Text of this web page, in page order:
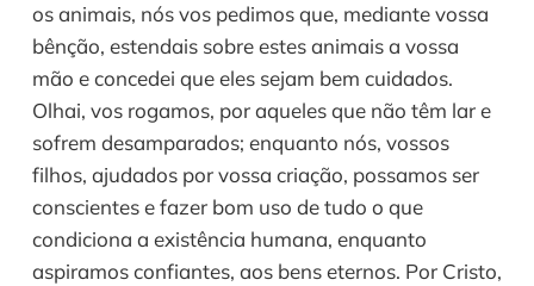
os animais, nós vos pedimos que, mediante vossa
bênção, estendais sobre estes animais a vossa
mão e concedei que eles sejam bem cuidados.
Olhai, vos rogamos, por aqueles que não têm lar e
sofrem desamparados; enquanto nós, vossos
filhos, ajudados por vossa criação, possamos ser
conscientes e fazer bom uso de tudo o que
condiciona a existência humana, enquanto
aspiramos confiantes, aos bens eternos. Por Cristo,